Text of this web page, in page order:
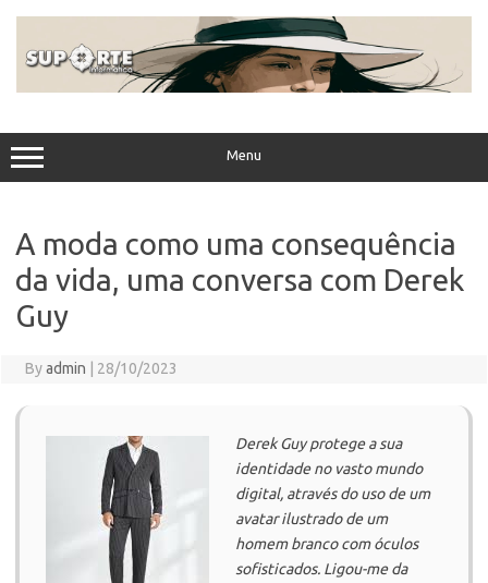
Menu
A moda como uma consequência
da vida, uma conversa com Derek
Guy
Byadmin 28/10/2023
Derek Guy protege a sua
identidade no vasto mundo
digital, através do uso de um
avatar ilustrado de um
homem branco com óculos
sofisticados. Ligou-me da